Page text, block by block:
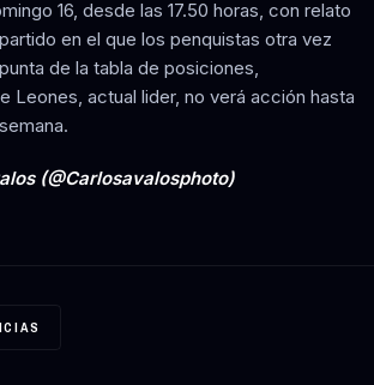
16, desde las 17.50 horas, con relato
en el que los penquistas otra vez
de la tabla de posiciones,
Leones, actual lider, no verá acción hasta
(@Carlosavalosphoto)